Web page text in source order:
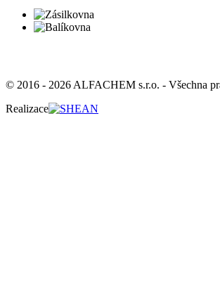
© 2016 - 2026 ALFACHEM s.r.o. - Všechna
Realizace